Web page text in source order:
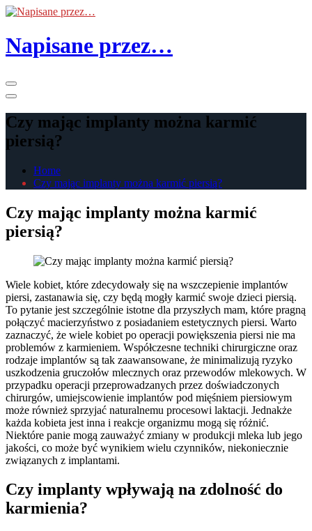
Skip
the
content
Napisane przez…
Czy mając implanty można karmić
piersią?
Home
Czy mając implanty można karmić piersią?
Czy mając implanty można karmić
piersią?
Wiele kobiet, które zdecydowały się na wszczepienie implantów
piersi, zastanawia się, czy będą mogły karmić swoje dzieci piersią.
To pytanie jest szczególnie istotne dla przyszłych mam, które pragną
połączyć macierzyństwo z posiadaniem estetycznych piersi. Warto
zaznaczyć, że wiele kobiet po operacji powiększenia piersi nie ma
problemów z karmieniem. Współczesne techniki chirurgiczne oraz
rodzaje implantów są tak zaawansowane, że minimalizują ryzyko
uszkodzenia gruczołów mlecznych oraz przewodów mlekowych. W
przypadku operacji przeprowadzanych przez doświadczonych
chirurgów, umiejscowienie implantów pod mięśniem piersiowym
może również sprzyjać naturalnemu procesowi laktacji. Jednakże
każda kobieta jest inna i reakcje organizmu mogą się różnić.
Niektóre panie mogą zauważyć zmiany w produkcji mleka lub jego
jakości, co może być wynikiem wielu czynników, niekoniecznie
związanych z implantami.
Czy implanty wpływają na zdolność do
karmienia?